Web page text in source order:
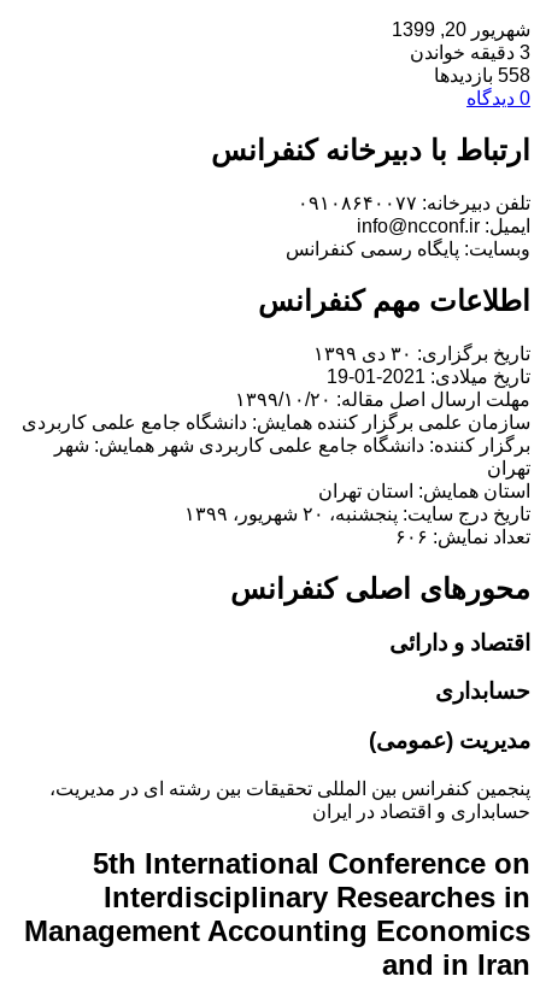
شهریور 20, 1399
3 دقیقه خواندن
558 بازدیدها
0 دیدگاه
ارتباط با دبیرخانه کنفرانس
تلفن دبیرخانه: ۰۹۱۰۸۶۴۰۰۷۷
ایمیل: info@ncconf.ir
وبسایت: پایگاه رسمی کنفرانس
اطلاعات مهم کنفرانس
تاریخ برگزاری: ۳۰ دی ۱۳۹۹
تاریخ میلادی: 2021-01-19
مهلت ارسال اصل مقاله: ۱۳۹۹/۱۰/۲۰
سازمان علمی برگزار کننده همایش: دانشگاه جامع علمی کاربردی
برگزار کننده: دانشگاه جامع علمی کاربردی شهر همایش: شهر
تهران
استان همایش: استان تهران
تاریخ درج سایت: پنجشنبه، ۲۰ شهریور، ۱۳۹۹
تعداد نمایش: ۶۰۶
محورهای اصلی کنفرانس
اقتصاد و دارائی
حسابداری
مدیریت (عمومی)
پنجمین کنفرانس بین المللی تحقیقات بین رشته ای در مدیریت،
حسابداری و اقتصاد در ایران
5th International Conference on
Interdisciplinary Researches in
Management Accounting Economics
and in Iran